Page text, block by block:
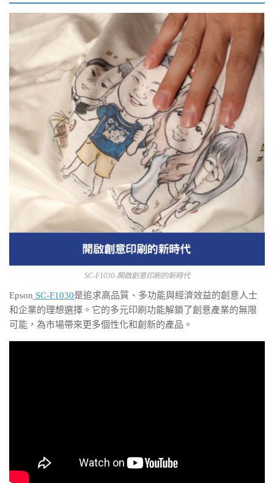
SC-F1030-開啟創意印刷的新時代
Epson SC-F1030是追求高品質、多功能與經濟效益的創意人士
和企業的理想選擇。它的多元印刷功能解鎖了創意產業的無限
可能，為市場帶來更多個性化和創新的產品。